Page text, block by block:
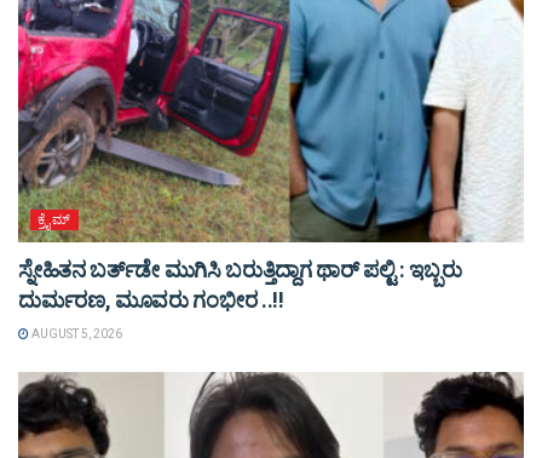
ಕ್ರೈಮ್
ಸ್ನೇಹಿತನ ಬರ್ತ್‌ಡೇ ಮುಗಿಸಿ ಬರುತ್ತಿದ್ದಾಗ ಥಾರ್ ಪಲ್ಟಿ : ಇಬ್ಬರು
ದುರ್ಮರಣ, ಮೂವರು ಗಂಭೀರ ..!!
AUGUST 5, 2026